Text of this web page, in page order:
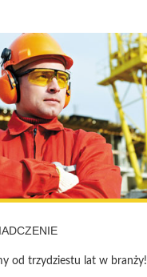
od trzydziestu lat w branży!